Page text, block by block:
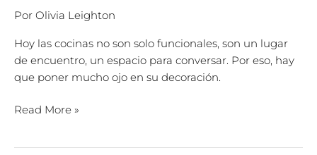
Por Olivia Leighton
Hoy las cocinas no son solo funcionales, son un lugar
de encuentro, un espacio para conversar. Por eso, hay
que poner mucho ojo en su decoración.
Read More »